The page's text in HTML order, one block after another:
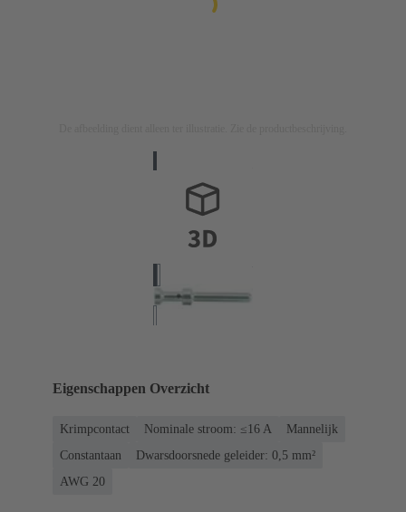
Eigenschappen Overzicht
Krimpcontact Nominale stroom: ≤16 A
Mannelijk
Constantaan
Dwarsdoorsnede geleider: 0,5 mm²
AWG 20